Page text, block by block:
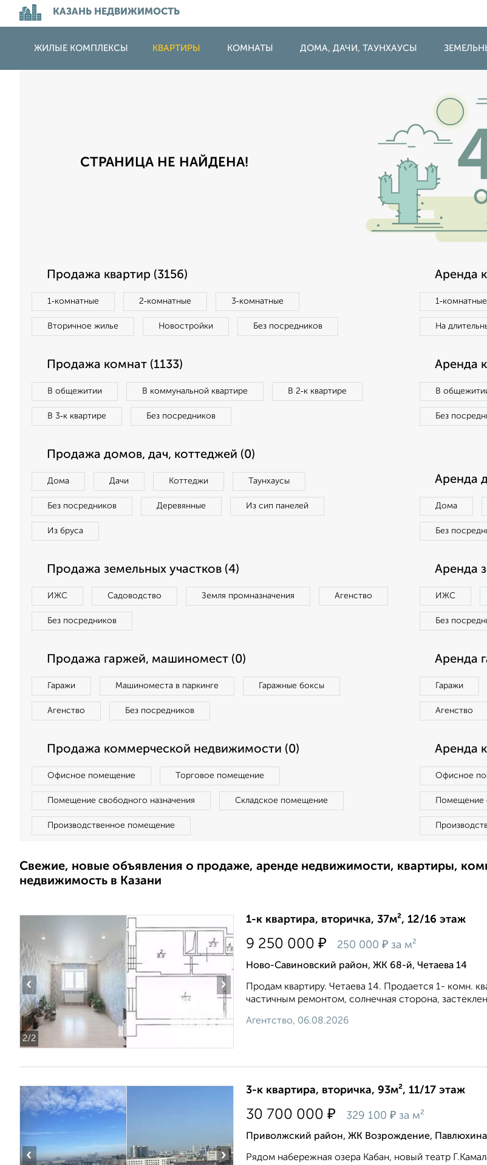
КАЗАНЬ НЕДВИЖИМОСТЬ
ЖИЛЫЕ КОМПЛЕКСЫ КВАРТИРЫ КОМНАТЫ ДОМА, ДАЧИ, ТАУНХАУСЫ
СТРАНИЦА НЕ НАЙДЕНА!
Продажа квартир (3156)
1‑комнатные 2‑комнатные 3‑комнатные
Вторичное жилье Новостройки Без посредников
Аренда
1‑комнатные
На
Продажа комнат (1133)
В общежитии В коммунальной квартире В 2‑к квартире
В 3‑к квартире Без посредников
Аренда
В
Без
Продажа домов, дач, коттеджей (0)
Дома Дачи Коттеджи Таунхаусы
Без посредников Деревянные Из сип панелей
Из бруса
Аренда
Дома
Без
Продажа земельных участков (4)
ИЖС Садоводство Земля промназначения Агенство
Без посредников
Аренда
ИЖС
Без
Продажа гаржей, машиномест (0)
Гаражи Машиноместа в паркинге Гаражные боксы
Агенство Без посредников
Аренда
Гаражи
Агенство
Продажа коммерческой недвижимости (0)
Офисное помещение Торговое помещение
Помещение свободного назначения Складское помещение
Производственное помещение
Аренда
Офисное
Помещение
Свежие, новые объявления о продаже, аренде недвижимости, квартиры,
недвижимость в Казани
2/2
‹ ›
1-к квартира, вторичка, 37м², 12/16 этаж
9 250 000 ₽ 250 000 ₽ за м²
Ново-Савиновский район, ЖК 68-й, Четаева 14
Продам квартиру. Четаева 14. Продается 1- комн.
частичным ремонтом, солнечная сторона,
Агентство, 06.08.2026
‹ ›
3-к квартира, вторичка, 93м², 11/17 этаж
30 700 000 ₽ 329 100 ₽ за м²
Приволжский район, ЖК Возрождение,
Рядом набережная озера Кабан, новый театр